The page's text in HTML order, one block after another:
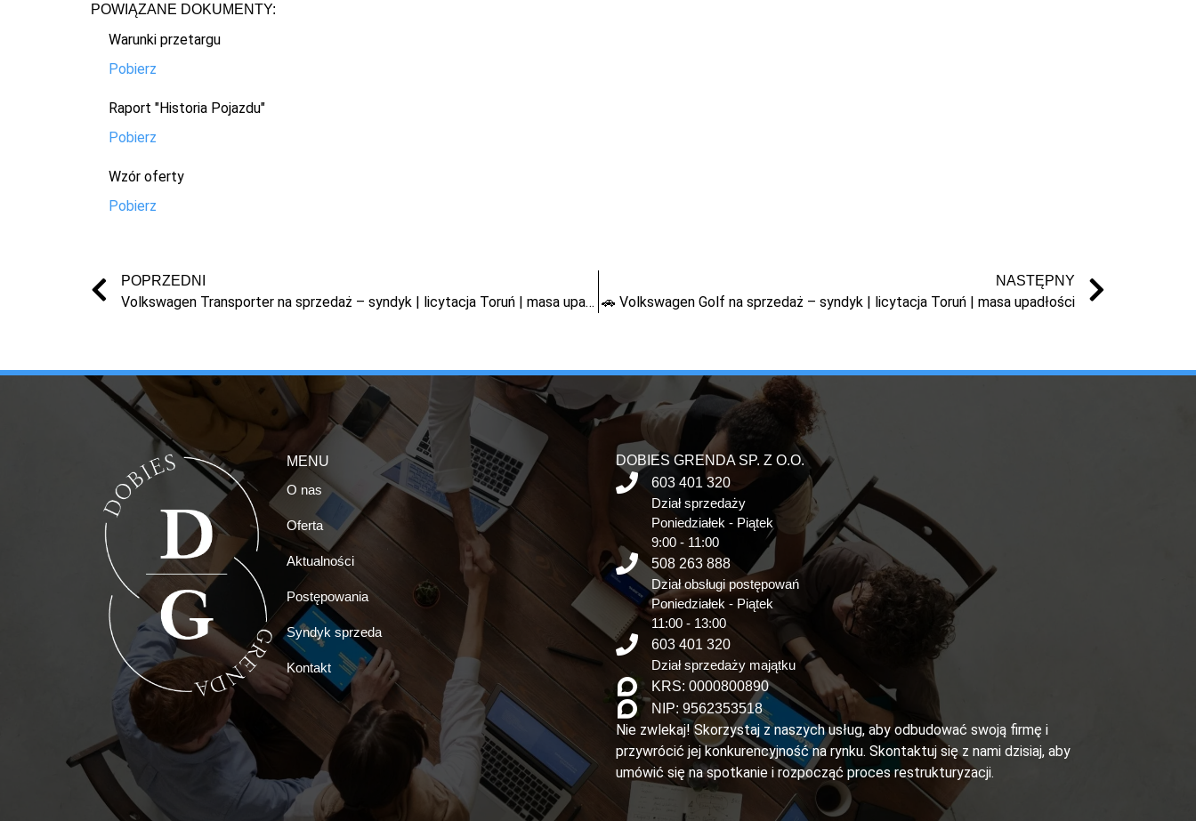
POWIĄZANE DOKUMENTY:
Warunki przetargu
Pobierz
Raport "Historia Pojazdu"
Pobierz
Wzór oferty
Pobierz
POPRZEDNI
Volkswagen Transporter na sprzedaż – syndyk | licytacja Toruń | masa upadłości
NASTĘPNY
🚗 Volkswagen Golf na sprzedaż – syndyk | licytacja Toruń | masa upadłości
MENU
O nas
Oferta
Aktualności
Postępowania
Syndyk sprzeda
Kontakt
DOBIES GRENDA SP. Z O.O.
603 401 320
Dział sprzedaży
Poniedziałek - Piątek
9:00 - 11:00
508 263 888
Dział obsługi postępowań
Poniedziałek - Piątek
11:00 - 13:00
603 401 320
Dział sprzedaży majątku
KRS: 0000800890
NIP: 9562353518
Nie zwlekaj! Skorzystaj z naszych usług, aby odbudować swoją firmę i
przywrócić jej konkurencyjność na rynku. Skontaktuj się z nami dzisiaj, aby
umówić się na spotkanie i rozpocząć proces restrukturyzacji.